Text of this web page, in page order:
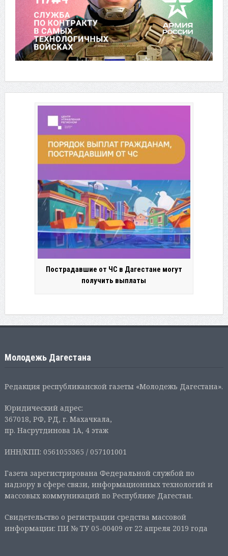
Пострадавшие от ЧС в Дагестане могут
получить выплаты
Молодежь Дагестана
Редакция республиканской газеты «Молодежь Дагестана».
Юридический адрес:
367018, РФ, РД, г. Махачкала,
пр. Насрутдинова 1А, 4 этаж
ИНН/КПП: 0561055365 / 057101001
Газета зарегистрирована Федеральной службой по
надзору в сфере связи, информационных технологий и
массовых коммуникаций по Республике Дагестан.
Свидетельство о регистрации средства массовой
информации: ПИ № ТУ 05-00409 от 22 апреля 2019 года